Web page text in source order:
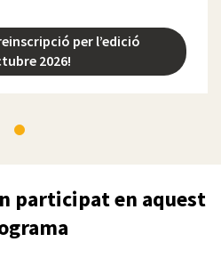
per l’edició
2026!
participat en aquest